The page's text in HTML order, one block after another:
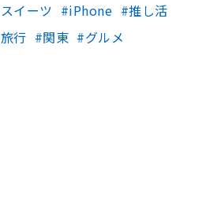
スイーツ
iPhone
推し活
旅行
関東 グルメ